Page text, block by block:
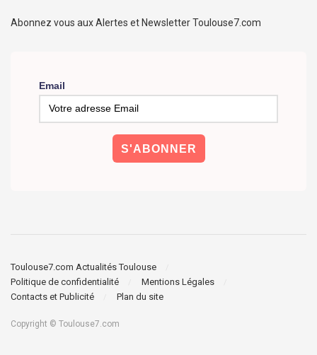
Abonnez vous aux Alertes et Newsletter Toulouse7.com
Email
Toulouse7.com Actualités Toulouse
Politique de confidentialité
Mentions Légales
Contacts et Publicité
Plan du site
Copyright © Toulouse7.com